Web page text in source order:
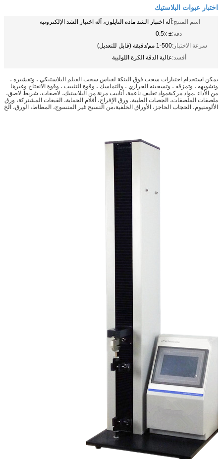
اختبار عبوات البلاستيك
اسم المنتج:آلة اختبار الشد مادة النايلون، آلة اختبار الشد الإلكترونية
دقة:± 0.5٪
سرعة الاختبار:1-500 مم/دقيقة (قابل للتعديل)
أفسد:عالية الدقة الكرة اللولبية
يمكن استخدام اختبارات سحب فوق البنكة لقياس سحب الفيلم البلاستيكي ، وتقشيره ،
وتشويهه ، وتمزقه ، وتسخينه الحراري ، والتماسك ، وقوة التثبيت ، وقوة الانفتاح وغيرها
من الأداء ،مواد مركبةمواد تغليف ناعمة، أنابيب مرنة من البلاستيك، لاصقات، شريط لاصق،
ملصقات الملصقات، الجصات الطبية، ورق الإفراج، أفلام الحماية، القبعات المشتركة، ورق
الألومنيوم، الحجاب الحاجز، الأوراق الخلفية،من النسيج غير المنسوج، المطاط، الورق، الخ